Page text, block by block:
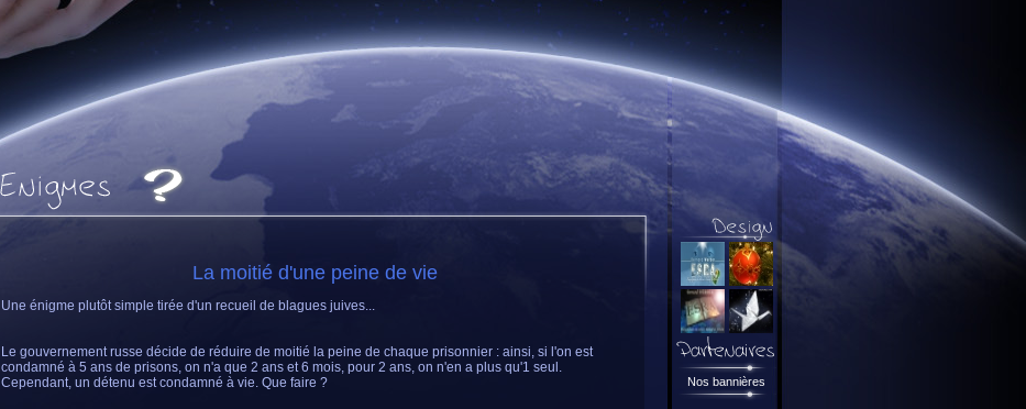
La moitié d'une peine de vie
Une énigme plutôt simple tirée d'un recueil de blagues juives...
Le gouvernement russe décide de réduire de moitié la peine de chaque prisonnier : ainsi, si l'on est
condamné à 5 ans de prisons, on n'a que 2 ans et 6 mois, pour 2 ans, on n'en a plus qu'1 seul.
Cependant, un détenu est condamné à vie. Que faire ?
Nos bannières